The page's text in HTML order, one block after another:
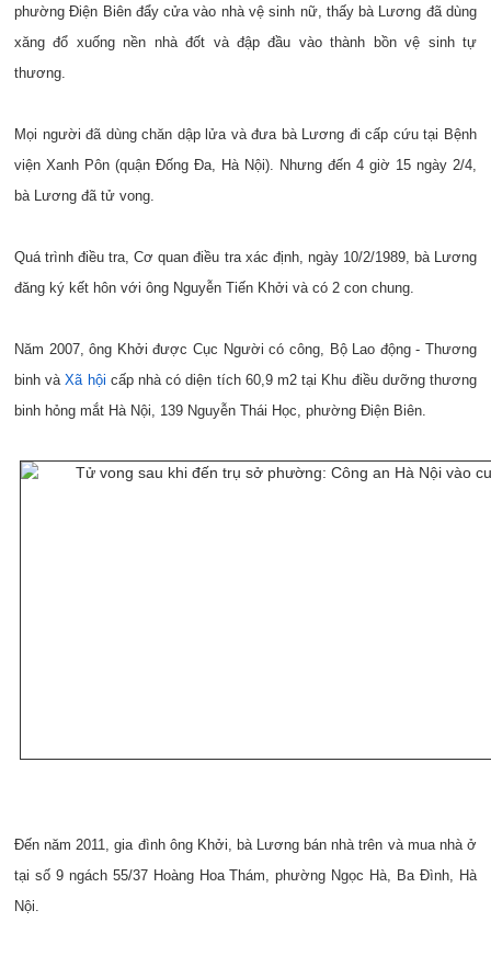
phường Điện Biên đẩy cửa vào nhà vệ sinh nữ, thấy bà Lương đã dùng
xăng đổ xuống nền nhà đốt và đập đầu vào thành bồn vệ sinh tự
thương.
Mọi người đã dùng chăn dập lửa và đưa bà Lương đi cấp cứu tại Bệnh
viện Xanh Pôn (quận Đống Đa, Hà Nội). Nhưng đến 4 giờ 15 ngày 2/4,
bà Lương đã tử vong.
Quá trình điều tra, Cơ quan điều tra xác định, ngày 10/2/1989, bà Lương
đăng ký kết hôn với ông Nguyễn Tiến Khởi và có 2 con chung.
Năm 2007, ông Khởi được Cục Người có công, Bộ Lao động - Thương
binh vàXã hội cấp nhà có diện tích 60,9 m2 tại Khu điều dưỡng thương
binh hỏng mắt Hà Nội, 139 Nguyễn Thái Học, phường Điện Biên.
Đến năm 2011, gia đình ông Khởi, bà Lương bán nhà trên và mua nhà ở
tại số 9 ngách 55/37 Hoàng Hoa Thám, phường Ngọc Hà, Ba Đình, Hà
Nội.